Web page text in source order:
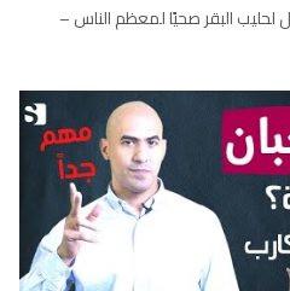
لحليب البقر صحيًا لمعظم الناس –